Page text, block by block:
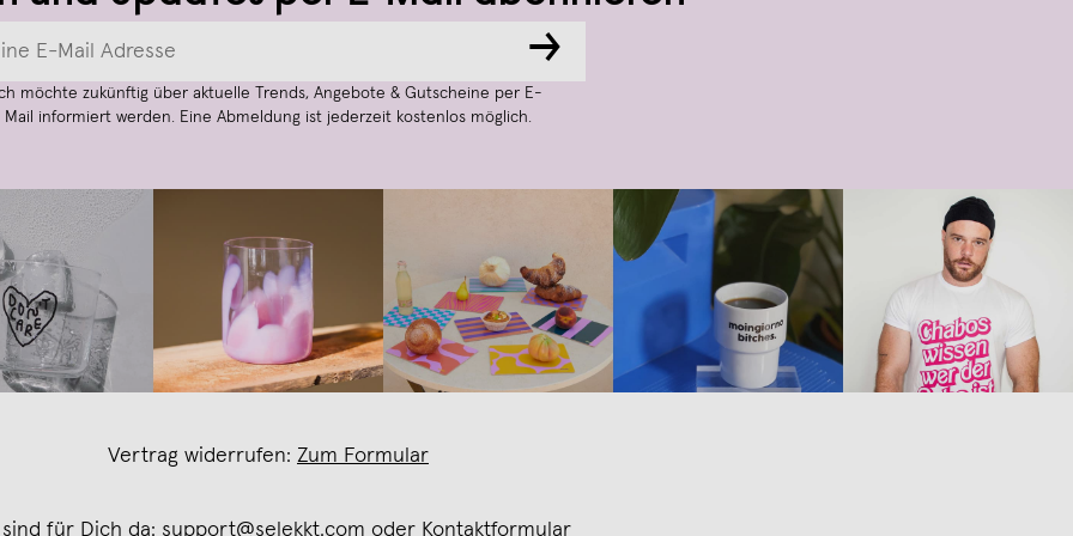
→
möchte zukünftig über aktuelle Trends, Angebote & Gutscheine per E-
Mail informiert werden. Eine Abmeldung ist jederzeit kostenlos möglich.
Vertrag widerrufen: Zum Formular
für Dich da: support@selekkt.com oder Kontaktformular